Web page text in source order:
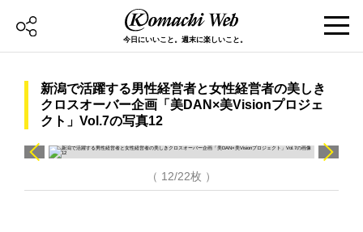
今日にいいこと。週末に楽しいこと。
新潟で活躍する男性経営者と女性経営者の美しき
クロスオーバー企画「美DAN×美Visionプロジェ
クト」Vol.7の写真12
（ 12/22枚 ）